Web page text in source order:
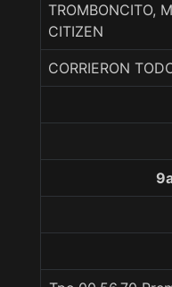
TROMBONCITO,
CITIZEN
CORRIERON